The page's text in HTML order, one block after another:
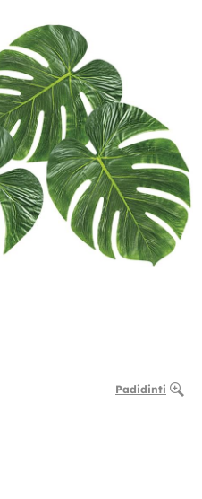
Padidinti